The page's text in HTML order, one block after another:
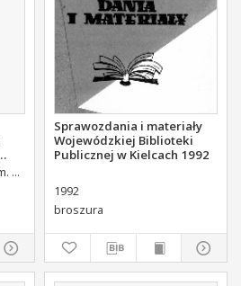
Komenda Chorągwi ZHP im. S. Żeromskiego
Sprawozdania i materiały
Wojewódzkiej Biblioteki
Publicznej w Kielcach 1992
1992
broszura